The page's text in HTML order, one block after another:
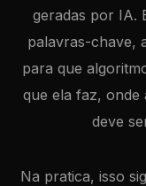
geradas por IA.
palavras-chave,
para que
que ela faz, onde
deve
Na pratica, isso